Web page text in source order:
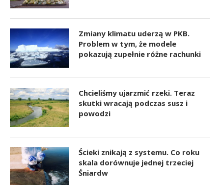
Zmiany klimatu uderzą w PKB.
Problem w tym, że modele
pokazują zupełnie różne rachunki
Chcieliśmy ujarzmić rzeki. Teraz
skutki wracają podczas susz i
powodzi
Ścieki znikają z systemu. Co roku
skala dorównuje jednej trzeciej
Śniardw